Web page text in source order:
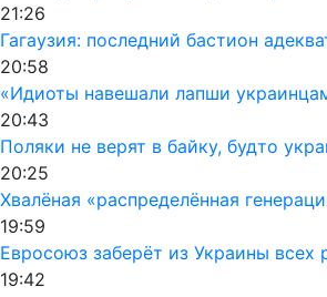
21:26
Гагаузия: последний бастион
20:58
«Идиоты навешали лапши
20:43
Поляки не верят в байку, будто
20:25
Хвалёная «распределённая
19:59
Евросоюз заберёт из Украины всех
19:42